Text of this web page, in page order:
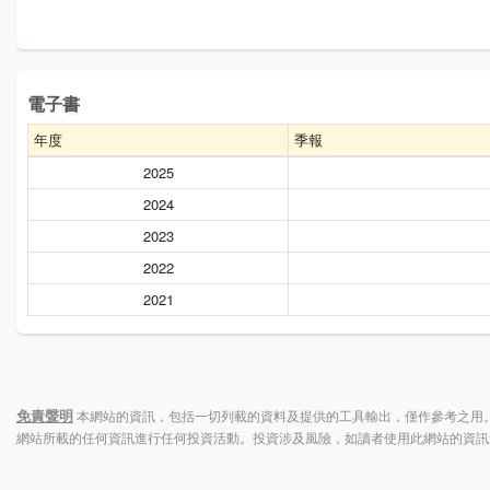
電子書
年度
季報
2025
2024
2023
2022
2021
免責聲明本網站的資訊，包括一切列載的資料及提供的工具輸出，僅作參考之
網站所載的任何資訊進行任何投資活動。投資涉及風險，如讀者使用此網站的資